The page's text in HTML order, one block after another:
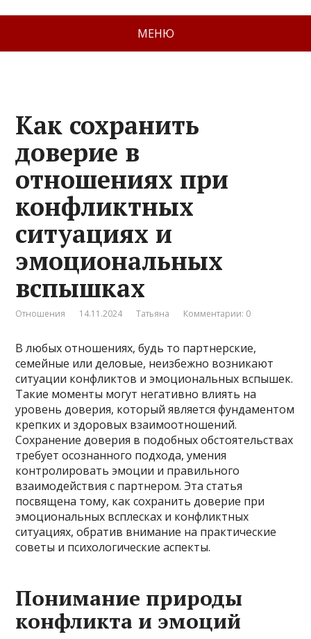
МЕНЮ
Как сохранить
доверие в
отношениях при
конфликтных
ситуациях и
эмоциональных
вспышках
Отношения 14.11.2024 Татьяна Комментарии: 0
В любых отношениях, будь то партнерские,
семейные или деловые, неизбежно возникают
ситуации конфликтов и эмоциональных вспышек.
Такие моменты могут негативно влиять на
уровень доверия, который является фундаментом
крепких и здоровых взаимоотношений.
Сохранение доверия в подобных обстоятельствах
требует осознанного подхода, умения
контролировать эмоции и правильного
взаимодействия с партнером. Эта статья
посвящена тому, как сохранить доверие при
эмоциональных всплесках и конфликтных
ситуациях, обратив внимание на практические
советы и психологические аспекты.
Понимание природы
конфликта и эмоций